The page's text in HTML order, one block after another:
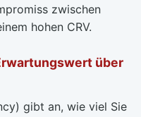
zwischen
hohen CRV.
über
gibt an, wie viel Sie